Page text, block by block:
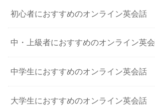
初心者におすすめのオンライン英会話
中・上級者におすすめのオンライン英
中学生におすすめのオンライン英会話
大学生におすすめのオンライン英会話